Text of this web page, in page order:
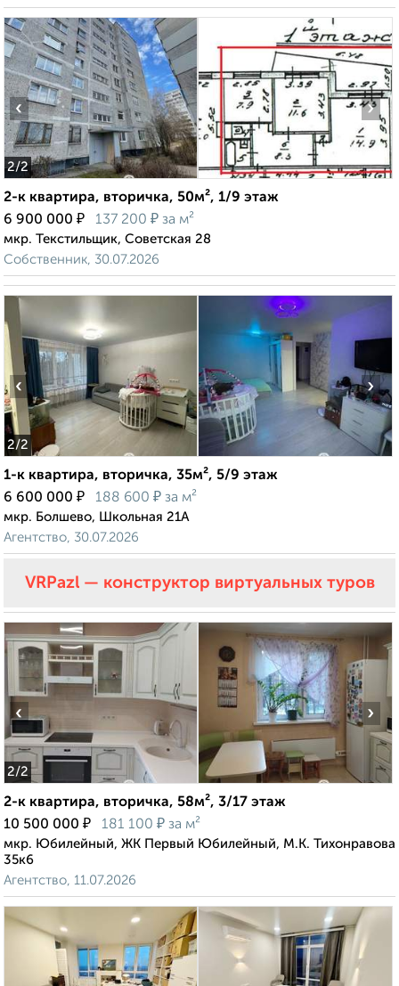
2/2
‹ ›
2-к квартира, вторичка, 50м², 1/9 этаж
6 900 000 ₽ 137 200 ₽ за м²
мкр. Текстильщик, Советская 28
Собственник, 30.07.2026
2/2
‹ ›
1-к квартира, вторичка, 35м², 5/9 этаж
6 600 000 ₽ 188 600 ₽ за м²
мкр. Болшево, Школьная 21А
Агентство, 30.07.2026
VRPazl — конструктор виртуальных туров
2/2
‹ ›
2-к квартира, вторичка, 58м², 3/17 этаж
10 500 000 ₽ 181 100 ₽ за м²
мкр. Юбилейный, ЖК Первый Юбилейный, М.К. Тихонравова
35к6
Агентство, 11.07.2026